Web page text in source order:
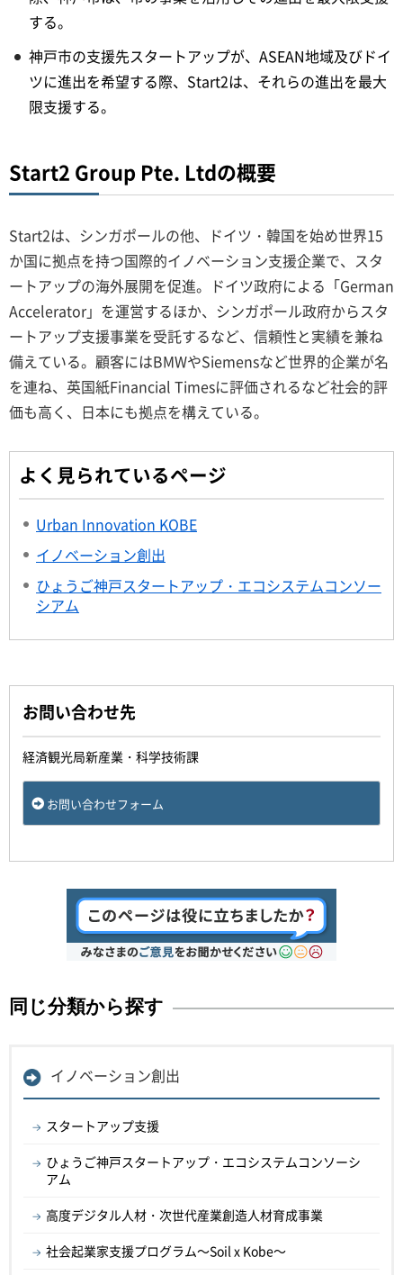
する。
神戸市の支援先スタートアップが、ASEAN地域及びドイ
ツに進出を希望する際、Start2は、それらの進出を最大
限支援する。
Start2 Group Pte. Ltdの概要
Start2は、シンガポールの他、ドイツ・韓国を始め世界15
か国に拠点を持つ国際的イノベーション支援企業で、スタ
ートアップの海外展開を促進。ドイツ政府による「German
Accelerator」を運営するほか、シンガポール政府からスタ
ートアップ支援事業を受託するなど、信頼性と実績を兼ね
備えている。顧客にはBMWやSiemensなど世界的企業が名
を連ね、英国紙Financial Timesに評価されるなど社会的評
価も高く、日本にも拠点を構えている。
よく見られているページ
Urban Innovation KOBE
イノベーション創出
ひょうご神戸スタートアップ・エコシステムコンソー
シアム
お問い合わせ先
経済観光局新産業・科学技術課
お問い合わせフォーム
同じ分類から探す
イノベーション創出
スタートアップ支援
ひょうご神戸スタートアップ・エコシステムコンソーシ
アム
高度デジタル人材・次世代産業創造人材育成事業
社会起業家支援プログラム～Soil x Kobe～